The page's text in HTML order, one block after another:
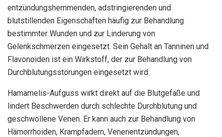
entzündungshemmenden, adstringierenden und
blutstillenden Eigenschaften häufig zur Behandlung
bestimmter Wunden und zur Linderung von
Gelenkschmerzen eingesetzt. Sein Gehalt an Tanninen und
Flavonoiden ist ein Wirkstoff, der zur Behandlung von
Durchblutungsstörungen eingesetzt wird.
Hamamelis-Aufguss wirkt direkt auf die Blutgefäße und
lindert Beschwerden durch schlechte Durchblutung und
geschwollene Venen. Er kann auch zur Behandlung von
Hämorrhoiden, Krampfadern, Venenentzündungen,